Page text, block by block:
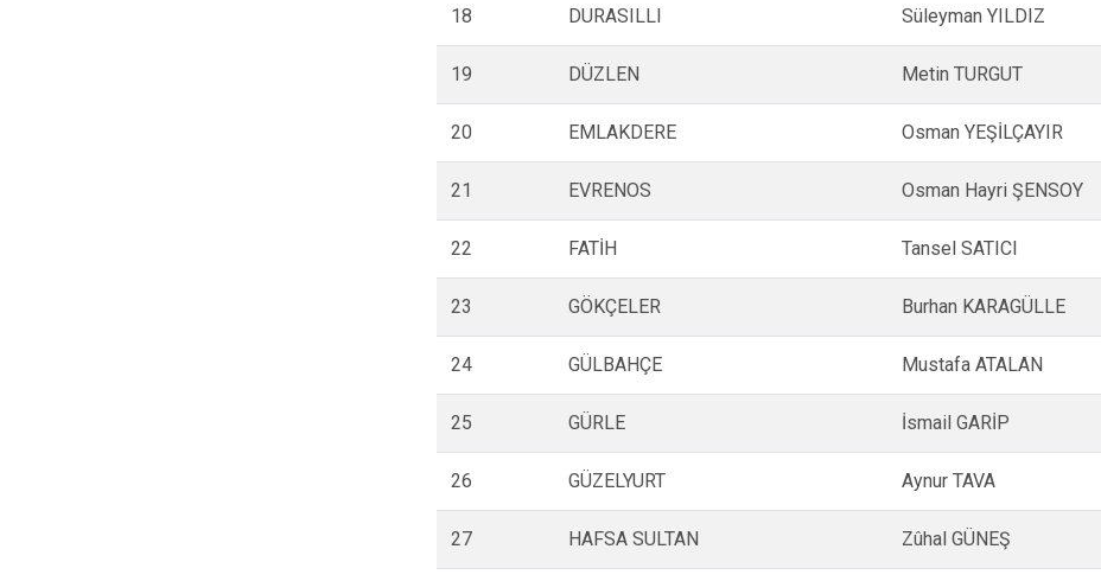
18 DURASILLI Süleyman YILDIZ
19 DÜZLEN Metin TURGUT
20 EMLAKDERE Osman YEŞİLÇAYIR
21 EVRENOS Osman Hayri ŞENSOY
22 FATİH Tansel SATICI
23 GÖKÇELER Burhan KARAGÜLLE
24 GÜLBAHÇE Mustafa ATALAN
25 GÜRLE İsmail GARİP
26 GÜZELYURT Aynur TAVA
27 HAFSA SULTAN Zûhal GÜNEŞ